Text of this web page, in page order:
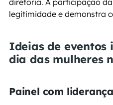
diretoria. A participação
legitimidade e demonstra
Ideias de eventos
dia das mulheres
Painel com